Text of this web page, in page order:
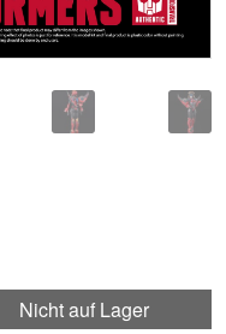
Nicht auf Lager